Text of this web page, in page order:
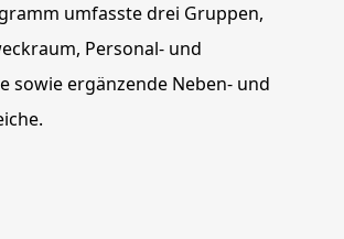
umfasste drei Gruppen,
Personal- und
sowie ergänzende Neben- und